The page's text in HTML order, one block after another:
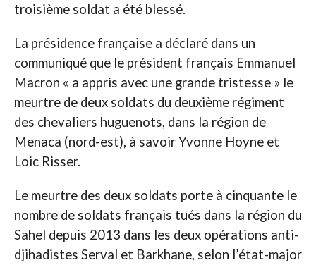
troisième soldat a été blessé.
La présidence française a déclaré dans un
communiqué que le président français Emmanuel
Macron « a appris avec une grande tristesse » le
meurtre de deux soldats du deuxième régiment
des chevaliers huguenots, dans la région de
Menaca (nord-est), à savoir Yvonne Hoyne et
Loic Risser.
Le meurtre des deux soldats porte à cinquante le
nombre de soldats français tués dans la région du
Sahel depuis 2013 dans les deux opérations anti-
djihadistes Serval et Barkhane, selon l’état-major